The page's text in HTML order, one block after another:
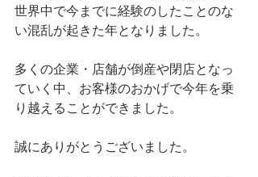
世界中で今までに経験のしたことのな
い混乱が起きた年となりました。
多くの企業・店舗が倒産や閉店となっ
ていく中、お客様のおかげで今年を乗
り越えることができました。
誠にありがとうございました。